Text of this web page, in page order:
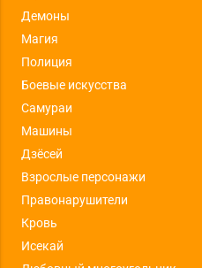
Демоны
Магия
Полиция
Боевые искусства
Самураи
Машины
Дзёсей
Взрослые персонажи
Правонарушители
Кровь
Исекай